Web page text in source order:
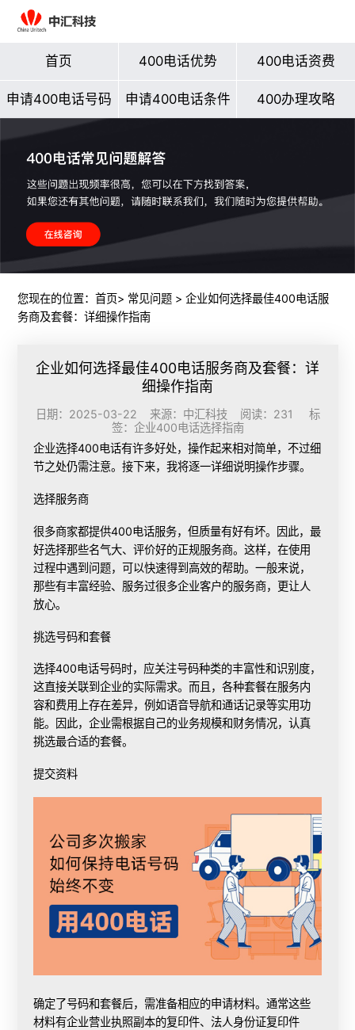
首页 400电话优势 400电话资费
申请400电话号码 申请400电话条件 400办理攻略
您现在的位置： 首页> 常见问题> 企业如何选择最佳400电话服
务商及套餐：详细操作指南
企业如何选择最佳400电话服务商及套餐：详
细操作指南
日期：2025-03-22 来源：中汇科技 阅读：231 标
签： 企业400电话选择指南
企业选择400电话有许多好处，操作起来相对简单，不过细
节之处仍需注意。接下来，我将逐一详细说明操作步骤。
选择服务商
很多商家都提供400电话服务，但质量有好有坏。因此，最
好选择那些名气大、评价好的正规服务商。这样，在使用
过程中遇到问题，可以快速得到高效的帮助。一般来说，
那些有丰富经验、服务过很多企业客户的服务商，更让人
放心。
挑选号码和套餐
选择400电话号码时，应关注号码种类的丰富性和识别度，
这直接关联到企业的实际需求。而且，各种套餐在服务内
容和费用上存在差异，例如语音导航和通话记录等实用功
能。因此，企业需根据自己的业务规模和财务情况，认真
挑选最合适的套餐。
提交资料
确定了号码和套餐后，需准备相应的申请材料。通常这些
材料有企业营业执照副本的复印件、法人身份证复印件